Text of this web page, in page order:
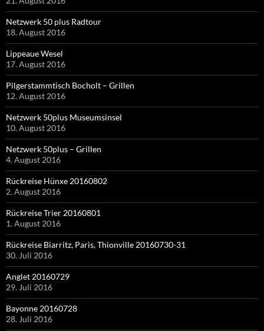
Netzwerk 50 plus Radtour
18. August 2016
Lippeaue Wesel
17. August 2016
Pilgerstammtisch Bocholt – Grillen
12. August 2016
Netzwerk 50plus Museumsinsel
10. August 2016
Netzwerk 50plus – Grillen
4. August 2016
Rückreise Hünxe 20160802
2. August 2016
Rückreise Trier 20160801
1. August 2016
Rückreise Biarritz, Paris, Thionville 20160730-31
30. Juli 2016
Anglet 20160729
29. Juli 2016
Bayonne 20160728
28. Juli 2016